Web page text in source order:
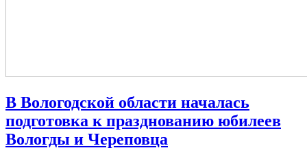
В Вологодской области началась
подготовка к празднованию юбилеев
Вологды и Череповца